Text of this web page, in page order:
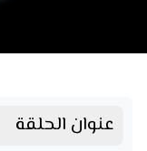
عنوان الحلقة